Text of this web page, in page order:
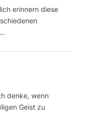
erinnern diese
denke, wenn
Geist zu